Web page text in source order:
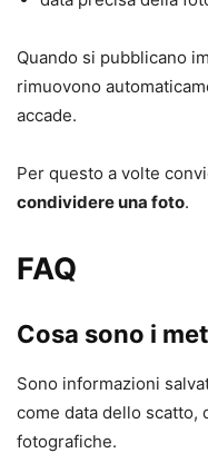
Quando si pubblicano
rimuovono
accade.
Per questo a volte
condividere una foto.
FAQ
Cosa sono i
Sono informazioni
come data dello scatto,
fotografiche.